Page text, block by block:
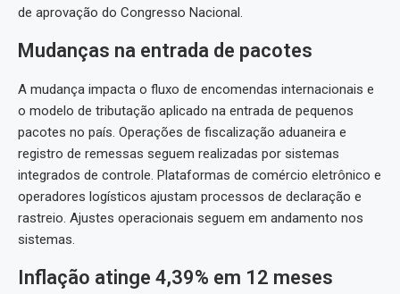
de aprovação do Congresso Nacional.
Mudanças na entrada de pacotes
A mudança impacta o fluxo de encomendas internacionais e
o modelo de tributação aplicado na entrada de pequenos
pacotes no país. Operações de fiscalização aduaneira e
registro de remessas seguem realizadas por sistemas
integrados de controle. Plataformas de comércio eletrônico e
operadores logísticos ajustam processos de declaração e
rastreio. Ajustes operacionais seguem em andamento nos
sistemas.
Inflação atinge 4,39% em 12 meses